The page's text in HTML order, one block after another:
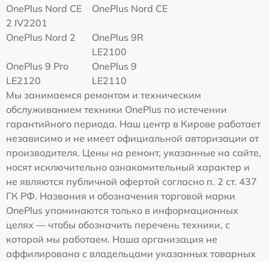
OnePlus Nord CE
2 IV2201
OnePlus Nord CE
OnePlus Nord 2
OnePlus 9R
LE2100
OnePlus 9 Pro
LE2120
OnePlus 9
LE2110
Мы занимаемся ремонтом и техническим
обслуживанием техники OnePlus по истечении
гарантийного периода. Наш центр в Кирове работает
независимо и не имеет официальной авторизации от
производителя. Цены на ремонт, указанные на сайте,
носят исключительно ознакомительный характер и
не являются публичной офертой согласно п. 2 ст. 437
ГК РФ. Названия и обозначения торговой марки
OnePlus упоминаются только в информационных
целях — чтобы обозначить перечень техники, с
которой мы работаем. Наша организация не
аффилирована с владельцами указанных товарных